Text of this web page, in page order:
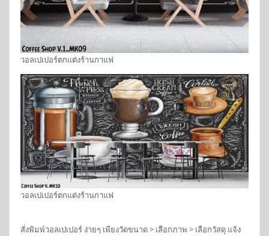
วอลเปเปอร์ตกแต่งร้านกาแฟ
วอลเปเปอร์ตกแต่งร้านกาแฟ
สั่งพิมพ์วอลเปเปอร์ ง่ายๆ เพียงวัดขนาด > เลือกภาพ > เลือกวัสดุ แจ้ง